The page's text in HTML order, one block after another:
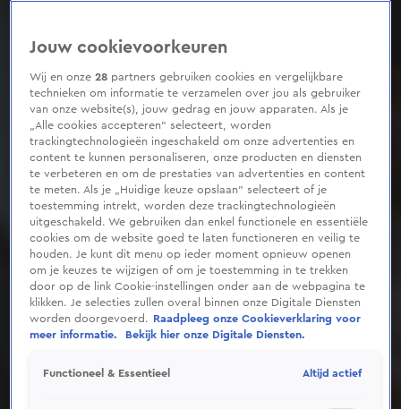
Jouw cookievoorkeuren
Wij en onze28 partners gebruiken cookies en vergelijkbare
technieken om informatie te verzamelen over jou als gebruiker
van onze website(s), jouw gedrag en jouw apparaten. Als je
„Alle cookies accepteren” selecteert, worden
trackingtechnologieën ingeschakeld om onze advertenties en
content te kunnen personaliseren, onze producten en diensten
te verbeteren en om de prestaties van advertenties en content
te meten. Als je „Huidige keuze opslaan” selecteert of je
toestemming intrekt, worden deze trackingtechnologieën
uitgeschakeld. We gebruiken dan enkel functionele en essentiële
cookies om de website goed te laten functioneren en veilig te
houden. Je kunt dit menu op ieder moment opnieuw openen
om je keuzes te wijzigen of om je toestemming in te trekken
door op de link Cookie-instellingen onder aan de webpagina te
klikken. Je selecties zullen overal binnen onze Digitale Diensten
worden doorgevoerd.
Raadpleeg onze Cookieverklaring voor
meer informatie.
Bekijk hier onze Digitale Diensten.
Functioneel & Essentieel Altijd actief